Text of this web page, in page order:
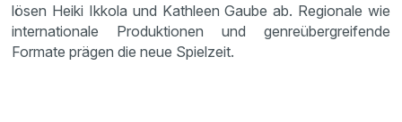
lösen Heiki Ikkola und Kathleen Gaube ab. Regionale wie
internationale Produktionen und genreübergreifende
Formate prägen die neue Spielzeit.